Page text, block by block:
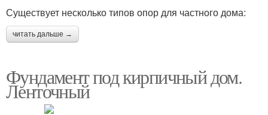
Существует несколько типов опор для частного дома:
читать дальше →
Фундамент под кирпичный дом.
Ленточный